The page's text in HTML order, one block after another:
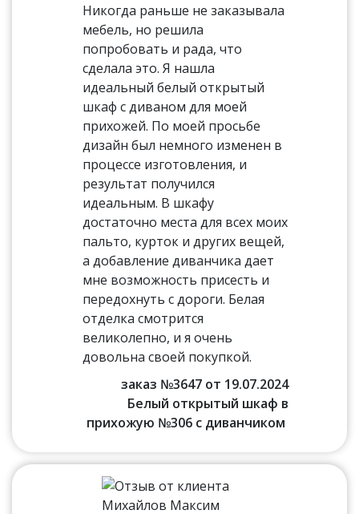
Никогда раньше не заказывала
мебель, но решила
попробовать и рада, что
сделала это. Я нашла
идеальный белый открытый
шкаф с диваном для моей
прихожей. По моей просьбе
дизайн был немного изменен в
процессе изготовления, и
результат получился
идеальным. В шкафу
достаточно места для всех моих
пальто, курток и других вещей,
а добавление диванчика дает
мне возможность присесть и
передохнуть с дороги. Белая
отделка смотрится
великолепно, и я очень
довольна своей покупкой.
заказ №3647 от 19.07.2024
Белый открытый шкаф в
прихожую №306 с диванчиком